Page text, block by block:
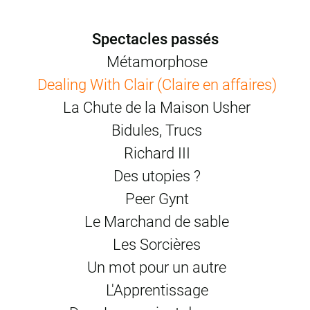
Spectacles passés
Métamorphose
Dealing With Clair (Claire en affaires)
La Chute de la Maison Usher
Bidules, Trucs
Richard III
Des utopies ?
Peer Gynt
Le Marchand de sable
Les Sorcières
Un mot pour un autre
L'Apprentissage
photos © Elizabeth Carecchio